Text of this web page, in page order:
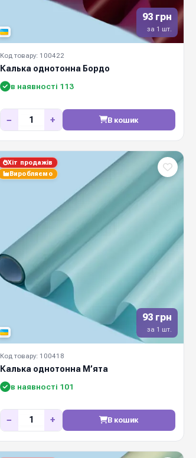
93 грн
за 1 шт.
Код товару: 100422
Калька однотонна Бордо
в наявності 113
− + В кошик
93 грн
за 1 шт.
Хіт продажів
Виробляємо
Код товару: 100418
Калька однотонна М’ята
в наявності 101
− + В кошик